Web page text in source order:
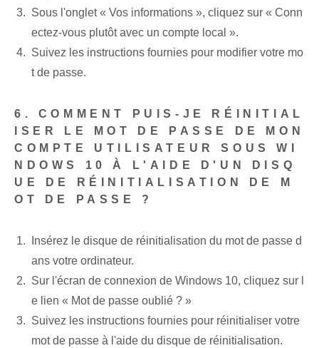
Sous l'onglet « Vos informations », cliquez sur « Conn
ectez-vous plutôt avec un compte local ».
Suivez les instructions fournies pour modifier votre mo
t de passe.
6. COMMENT PUIS-JE RÉINITIAL
ISER LE MOT DE PASSE DE MON
COMPTE UTILISATEUR SOUS WI
NDOWS 10 À L'AIDE D'UN DISQ
UE DE RÉINITIALISATION DE M
OT DE PASSE ?
Insérez le disque de réinitialisation du mot de passe d
ans votre ordinateur.
Sur l'écran de connexion de Windows 10, cliquez sur l
e lien « Mot de passe oublié ? »
Suivez les instructions fournies pour réinitialiser votre
mot de passe à l'aide du disque de réinitialisation.